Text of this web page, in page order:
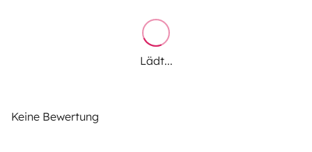
Lädt...
Keine Bewertung